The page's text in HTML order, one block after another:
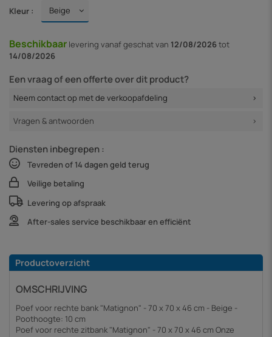
Kleur :
Beschikbaar levering vanafgeschat van 12/08/2026tot
14/08/2026
Een vraag of een offerte over dit product?
Neem contact op met de verkoopafdeling
Vragen & antwoorden
Diensten inbegrepen :
Tevreden of 14 dagen geld terug
Veilige betaling
Levering op afspraak
After-sales service beschikbaar en efficiënt
Productoverzicht
OMSCHRIJVING
Poef voor rechte bank "Matignon" - 70 x 70 x 46 cm - Beige -
Poothoogte: 10 cm
Poef voor rechte zitbank "Matignon" - 70 x 70 x 46 cm Onze